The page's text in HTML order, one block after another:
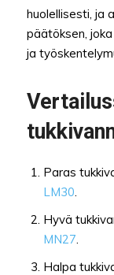
huolellisesti, ja
päätöksen,
ja
Paras
LM30
Hyvä
MN27
Halpa